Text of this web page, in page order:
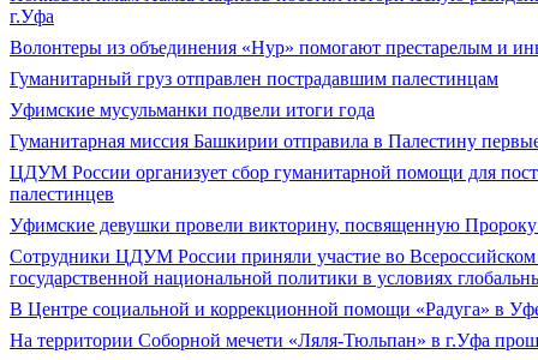
г.Уфа
Волонтеры из объединения «Нур» помогают престарелым и
Гуманитарный груз отправлен пострадавшим палестинцам
Уфимские мусульманки подвели итоги года
Гуманитарная миссия Башкирии отправила в Палестину
ЦДУМ России организует сбор гуманитарной помощи для
палестинцев
Уфимские девушки провели викторину, посвященную
Сотрудники ЦДУМ России приняли участие во Всероссийском
государственной национальной политики в условиях
В Центре социальной и коррекционной помощи «Радуга» в
На территории Соборной мечети «Ляля-Тюльпан» в г.Уфа